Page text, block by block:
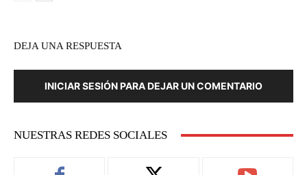
DEJA UNA RESPUESTA
INICIAR SESIÓN PARA DEJAR UN COMENTARIO
NUESTRAS REDES SOCIALES